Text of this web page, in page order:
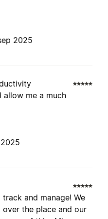
2025
allow me a much
and manage! We
over the place and our